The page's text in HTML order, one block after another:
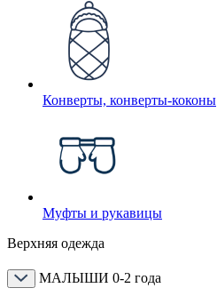
Конверты, конверты-коконы
Муфты и рукавицы
Верхняя одежда
МАЛЫШИ 0-2 года